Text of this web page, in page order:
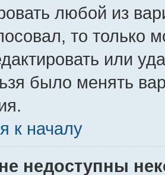
любой из
то только
или
было менять
к началу
недоступны